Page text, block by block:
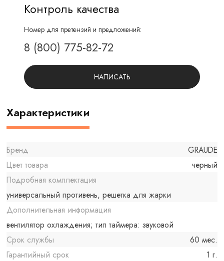
Контроль качества
Номер для претензий и предложений:
8 (800) 775-82-72
НАПИСАТЬ
Характеристики
Бренд
GRAUDE
Цвет товара
черный
Подробная комплектация
универсальный противень, решетка для жарки
Дополнительная информация
вентилятор охлаждения; тип таймера: звуковой
Срок службы
60 мес.
Гарантийный срок
1 г.